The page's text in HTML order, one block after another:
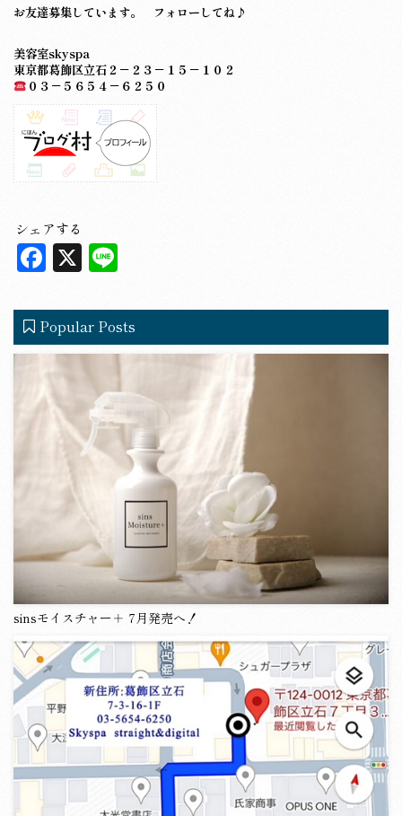
お友達募集しています。 フォローしてね♪
美容室skyspa
東京都葛飾区立石２－２３－１５－１０２
０３－５６５４－６２５０
シェアする
F
c
e
b
o
o
X
e
Popular Posts
sinsモイスチャー＋ 7月発売へ！